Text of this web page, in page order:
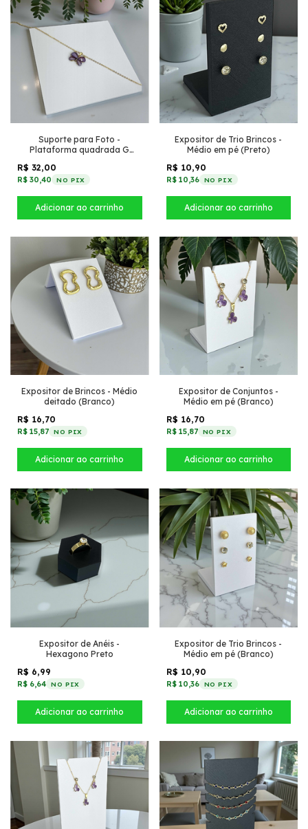
Suporte para Foto -
Plataforma quadrada G
R$ 32,00
R$ 30,40 NO PIX
Expositor de Trio Brincos -
Médio em pé (Preto)
R$ 10,90
R$ 10,36 NO PIX
Expositor de Brincos - Médio
deitado (Branco)
R$ 16,70
R$ 15,87 NO PIX
Expositor de Conjuntos -
Médio em pé (Branco)
R$ 16,70
R$ 15,87 NO PIX
Expositor de Anéis -
Hexagono Preto
R$ 6,99
R$ 6,64 NO PIX
Expositor de Trio Brincos -
Médio em pé (Branco)
R$ 10,90
R$ 10,36 NO PIX